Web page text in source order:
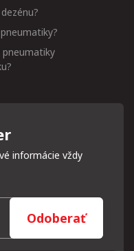
pneumatiky
informácie vždy
Odoberať